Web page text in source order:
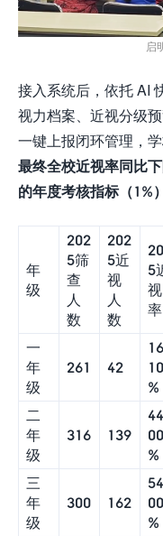
启
接入系统后，依托 AI
视力档案、近视分级
一键上报闭环管理，
最终全校近视率同比
的年度考核指标（1%
年
级
202
5筛
查
人
数
202
5近
视
人
数
5
视
率
一
年
级
261 42
10
%
二
年
级
316 139
00
%
三
年
级
300 162
00
%